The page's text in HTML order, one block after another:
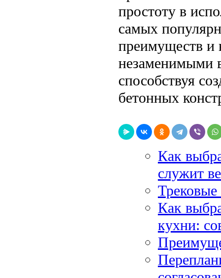
простоту в
самых
преимуществ и
незаменимыми
способствуя
бетонных
Как
служит
Трековые
Как
кухни: